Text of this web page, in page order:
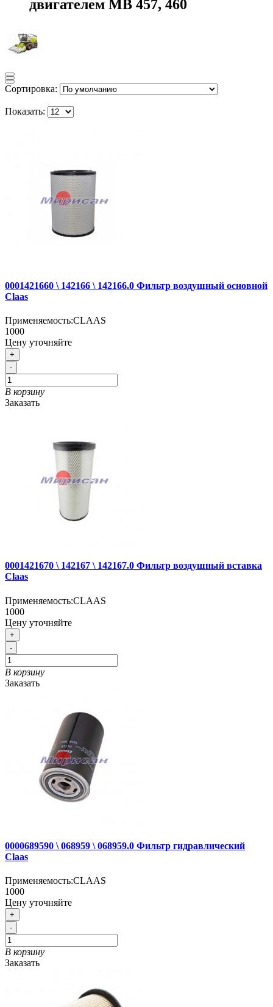
двигателем MB 457, 460
Сортировка:
Показать:
0001421660 \ 142166 \ 142166.0 Фильтр воздушный основной
Claas
Применяемость:CLAAS
1000
Цену уточняйте
+
-
В корзину
Заказать
0001421670 \ 142167 \ 142167.0 Фильтр воздушный вставка
Claas
Применяемость:CLAAS
1000
Цену уточняйте
+
-
В корзину
Заказать
0000689590 \ 068959 \ 068959.0 Фильтр гидравлический
Claas
Применяемость:CLAAS
1000
Цену уточняйте
+
-
В корзину
Заказать